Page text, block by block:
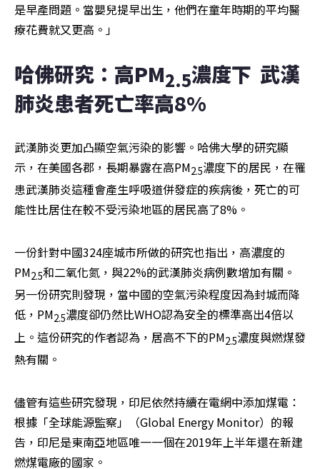
是早產問題。當嬰兒提早出生，他們在童年時期的平均醫
療花費就又更高。」
哈佛研究：高PM2.5濃度下  武漢
肺炎患者死亡率高8%
武漢肺炎更加凸顯空氣污染的影響。哈佛大學的研究顯
示，在美國各郡，長期暴露在高PM2.5濃度下的居民，在罹
患武漢肺炎這種會產生呼吸道併發症的疾病後，死亡的可
能性比居住在較不受污染地區的居民高了8%。
一份針對中國324座城市所做的研究也指出，高濃度的
PM2.5和二氧化氮，與22%的武漢肺炎病例數增加有關。
另一份研究則發現，當中國的空氣污染程度因為封城而降
低，PM2.5濃度卻仍然比WHO認為安全的標準高出4倍以
上。這份研究的作者認為，居高不下的PM2.5濃度與燃煤發
熱有關。
儘管有這些研究發現，印尼依然持續在電網中添加煤電：
根據「全球能源監察」（Global Energy Monitor）的報
告，印尼是東南亞地區唯一一個在2019年上半年還在新建
燃煤電廠的國家。